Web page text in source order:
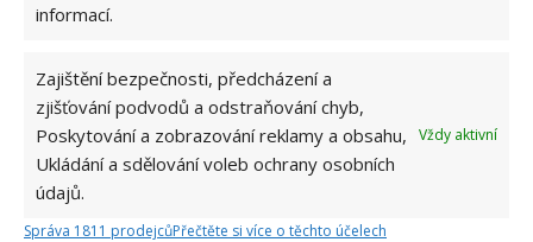
informací.
Zajištění bezpečnosti, předcházení a
zjišťování podvodů a odstraňování chyb,
Poskytování a zobrazování reklamy a obsahu,
Ukládání a sdělování voleb ochrany osobních
údajů.
Vždy aktivní
Správa 1811 prodejcůPřečtěte si více o těchto účelech